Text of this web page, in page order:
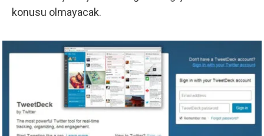
konusu olmayacak.